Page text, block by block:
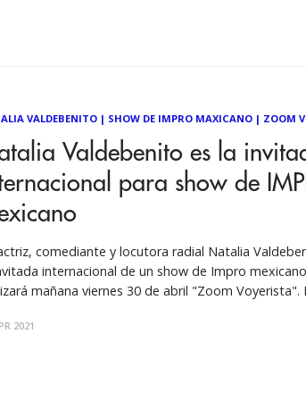
VALDEBENITO| SHOW DE IMPRO MAXICANO| ZOOM
Valdebenito es la
para show de
comediante y locutora radial Natalia
internacional de un show de Impro
mañana viernes 30 de abril "Zoom Voyerista". La
de intervenir diferentes dispositivos y cámaras,
2021